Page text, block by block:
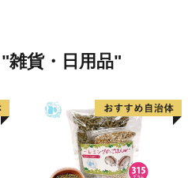
です。
のお届けについて】
雑貨・日用品"